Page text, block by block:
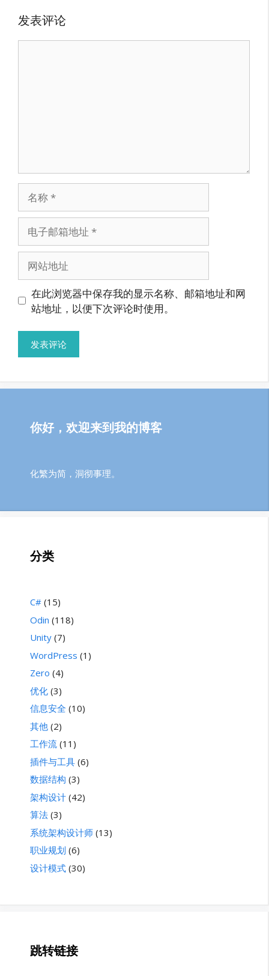
发表评论
邮
地
址
址
在此浏览器中保存我的显示名称、邮箱地址和网
站地址，以便下次评论时使用。
你好，欢迎来到我的博客
化繁为简，洞彻事理。
分类
C# (15)
Odin (118)
Unity (7)
WordPress (1)
Zero (4)
优化 (3)
信息安全 (10)
其他 (2)
工作流 (11)
插件与工具 (6)
数据结构 (3)
架构设计 (42)
算法 (3)
系统架构设计师 (13)
职业规划 (6)
设计模式 (30)
跳转链接